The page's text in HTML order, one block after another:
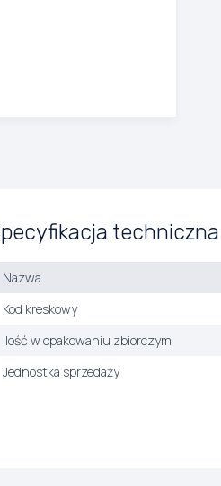
techniczna
Nazwa
Kod kreskowy
Ilość w opakowaniu zbiorczym
Jednostka sprzedaży